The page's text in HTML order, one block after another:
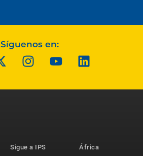
Síguenos en:
Sigue a IPS
África